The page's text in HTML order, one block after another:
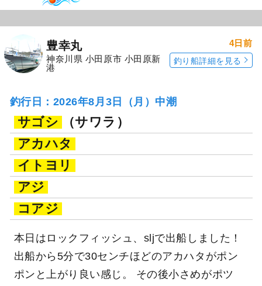
豊幸丸
神奈川県 小田原市 小田原新
港
4日前
釣り船詳細を見る
釣行日：2026年8月3日（月）中潮
サゴシ
（サワラ）
アカハタ
イトヨリ
アジ
コアジ
本日はロックフィッシュ、sljで出船しました！
出船から5分で30センチほどのアカハタがポン
ポンと上がり良い感じ。 その後小さめがポツ